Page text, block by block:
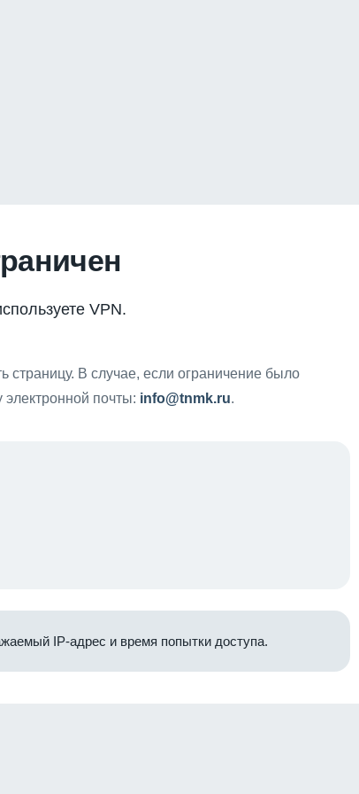
VPN.
страницу. В случае, если ограничение было
почты: info@tnmk.ru.
IP-адрес и время попытки доступа.